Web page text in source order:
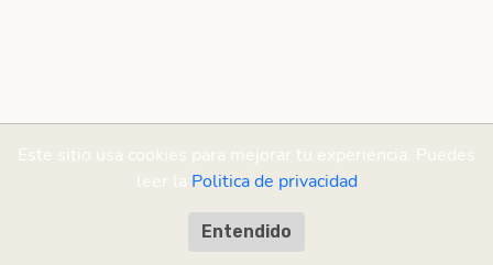
Este sitio usa cookies para mejorar tu experiencia. Puedes
leer la Politica de privacidad
Entendido